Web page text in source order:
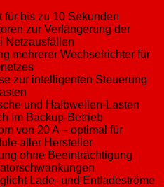
für bis zu 10 Sekunden
zur Verlängerung der
Netzausfällen
mehrerer Wechselrichter für
zur intelligenten Steuerung
und Halbwellen-Lasten
im Backup-Betrieb
von 20 A – optimal für
aller Hersteller
ohne Beeinträchtigung
Lade- und Entladeströme